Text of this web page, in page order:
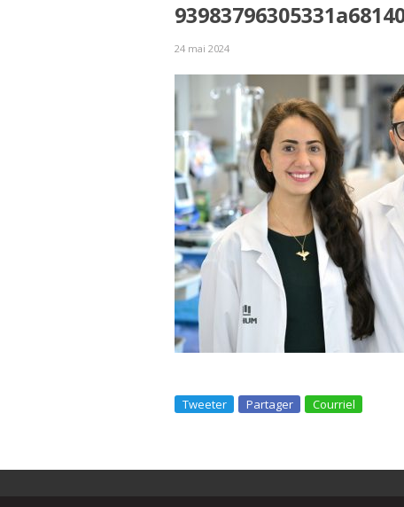
24 mai 2024
Tweeter Partager Courriel